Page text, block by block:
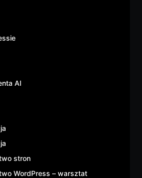
AI
stron
WordPress – warsztat